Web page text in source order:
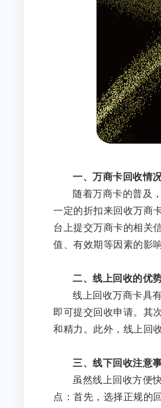
一、万商卡回收情
随着万商卡的普及
一定的折扣来回收万商
台上提交万商卡的相关
值、有效期等因素的影
二、线上回收的优
线上回收万商卡具
即可提交回收申请。其
和精力。此外，线上回
三、线下回收注意
虽然线上回收方便
点：首先，选择正规的